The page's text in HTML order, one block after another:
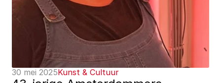
30 mei 2025Kunst & Cultuur